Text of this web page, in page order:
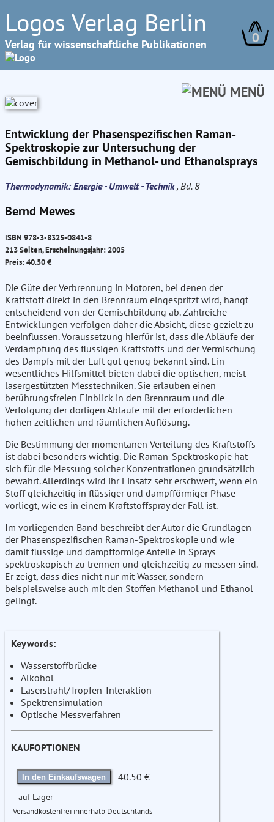
Logos Verlag Berlin
Verlag für wissenschaftliche Publikationen 0
MENÜ
Entwicklung der Phasenspezifischen Raman-
Spektroskopie zur Untersuchung der
Gemischbildung in Methanol- und Ethanolsprays
Thermodynamik: Energie - Umwelt - Technik, Bd. 8
Bernd Mewes
ISBN 978-3-8325-0841-8
213 Seiten, Erscheinungsjahr: 2005
Preis: 40.50 €
Die Güte der Verbrennung in Motoren, bei denen der
Kraftstoff direkt in den Brennraum eingespritzt wird, hängt
entscheidend von der Gemischbildung ab. Zahlreiche
Entwicklungen verfolgen daher die Absicht, diese gezielt zu
beeinflussen. Voraussetzung hierfür ist, dass die Abläufe der
Verdampfung des flüssigen Kraftstoffs und der Vermischung
des Dampfs mit der Luft gut genug bekannt sind. Ein
wesentliches Hilfsmittel bieten dabei die optischen, meist
lasergestützten Messtechniken. Sie erlauben einen
berührungsfreien Einblick in den Brennraum und die
Verfolgung der dortigen Abläufe mit der erforderlichen
hohen zeitlichen und räumlichen Auflösung.
Die Bestimmung der momentanen Verteilung des Kraftstoffs
ist dabei besonders wichtig. Die Raman-Spektroskopie hat
sich für die Messung solcher Konzentrationen grundsätzlich
bewährt. Allerdings wird ihr Einsatz sehr erschwert, wenn ein
Stoff gleichzeitig in flüssiger und dampfförmiger Phase
vorliegt, wie es in einem Kraftstoffspray der Fall ist.
Im vorliegenden Band beschreibt der Autor die Grundlagen
der Phasenspezifischen Raman-Spektroskopie und wie
damit flüssige und dampfförmige Anteile in Sprays
spektroskopisch zu trennen und gleichzeitig zu messen sind.
Er zeigt, dass dies nicht nur mit Wasser, sondern
beispielsweise auch mit den Stoffen Methanol und Ethanol
gelingt.
Keywords:
Wasserstoffbrücke
Alkohol
Laserstrahl/Tropfen-Interaktion
Spektrensimulation
Optische Messverfahren
KAUFOPTIONEN
In den Einkaufswagen 40.50 €
auf Lager
Versandkostenfrei innerhalb Deutschlands